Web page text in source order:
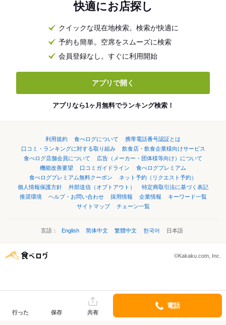
快適にお店探し
クイックな現在地検索。検索が快適に
予約も簡単。空席をスムーズに検索
会員登録なし。すぐに利用開始
アプリで開く
アプリなら1ヶ月無料でランキング検索！
利用規約 食べログについて
携帯電話番号認証とは
口コミ・ランキングに対する取り組み
飲食店・飲食企業様向けサービス
食べログ店舗会員について
広告（メーカー・団体様等向け）について
機能改善要望
口コミガイドライン
食べログプレミアム
食べログプレミアム無料クーポン
ネット予約（リクエスト予約）
個人情報保護方針
外部送信（オプトアウト）
特定商取引法に基づく表記
推奨環境
ヘルプ・お問い合わせ 採用情報 企業情報
キーワード一覧
サイトマップ
チェーン一覧
言語： English 简体中文 繁體中文 한국어 日本語
©Kakaku.com, Inc.
行った 保存 共有
電話